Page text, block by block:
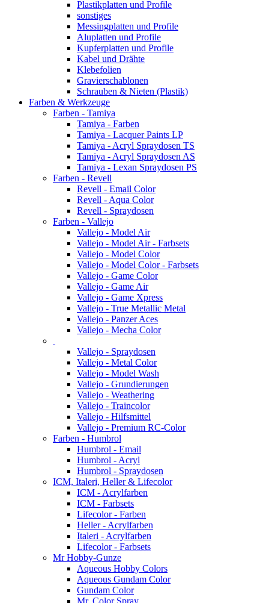
Plastikplatten und Profile
sonstiges
Messingplatten und Profile
Aluplatten und Profile
Kupferplatten und Profile
Kabel und Drähte
Klebefolien
Gravierschablonen
Schrauben & Nieten (Plastik)
Farben & Werkzeuge
Farben - Tamiya
Tamiya - Farben
Tamiya - Lacquer Paints LP
Tamiya - Acryl Spraydosen TS
Tamiya - Acryl Spraydosen AS
Tamiya - Lexan Spraydosen PS
Farben - Revell
Revell - Email Color
Revell - Aqua Color
Revell - Spraydosen
Farben - Vallejo
Vallejo - Model Air
Vallejo - Model Air - Farbsets
Vallejo - Model Color
Vallejo - Model Color - Farbsets
Vallejo - Game Color
Vallejo - Game Air
Vallejo - Game Xpress
Vallejo - True Metallic Metal
Vallejo - Panzer Aces
Vallejo - Mecha Color
Vallejo - Spraydosen
Vallejo - Metal Color
Vallejo - Model Wash
Vallejo - Grundierungen
Vallejo - Weathering
Vallejo - Traincolor
Vallejo - Hilfsmittel
Vallejo - Premium RC-Color
Farben - Humbrol
Humbrol - Email
Humbrol - Acryl
Humbrol - Spraydosen
ICM, Italeri, Heller & Lifecolor
ICM - Acrylfarben
ICM - Farbsets
Lifecolor - Farben
Heller - Acrylfarben
Italeri - Acrylfarben
Lifecolor - Farbsets
Mr Hobby-Gunze
Aqueous Hobby Colors
Aqueous Gundam Color
Gundam Color
Mr. Color Spray